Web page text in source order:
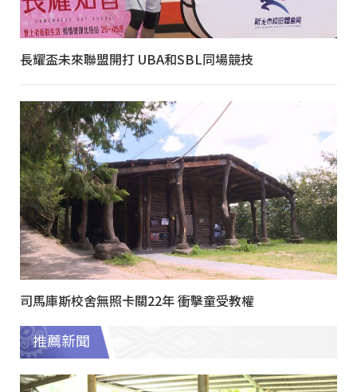
長耀盃未來聯盟開打 UBA和SBL同場競技
司馬庫斯校舍無照卡關22年 衝擊童受教權
推薦新聞